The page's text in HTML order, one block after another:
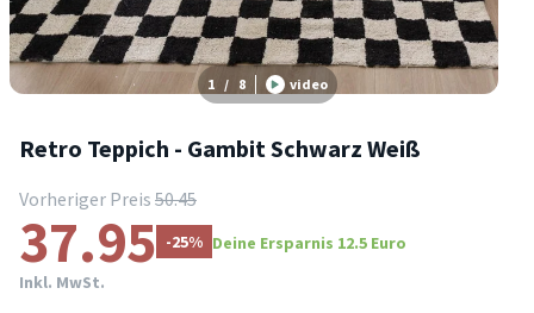
1 / 8 video
Retro Teppich - Gambit Schwarz Weiß
Vorheriger Preis 50.45
37.95 -25% Deine Ersparnis 12.5 Euro
Inkl. MwSt.